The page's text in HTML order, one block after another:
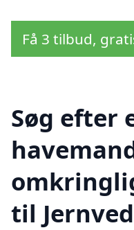
Få 3 tilbud,
Søg efter
til Jernved